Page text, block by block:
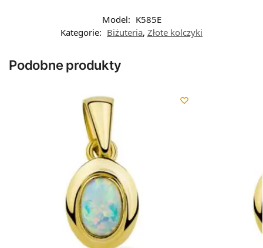
Model: K585E
Kategorie: Biżuteria, Złote kolczyki
Podobne produkty